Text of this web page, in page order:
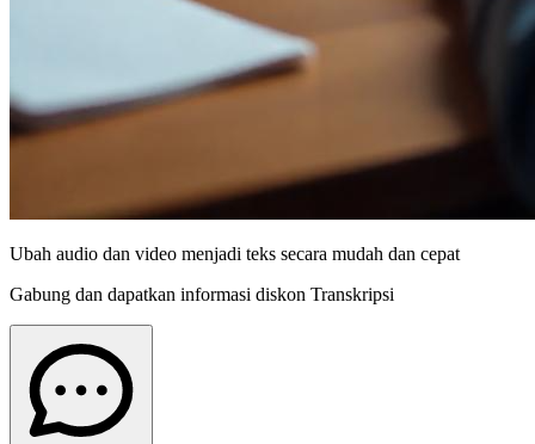
Ubah audio dan video menjadi teks secara mudah dan cepat
Gabung dan dapatkan informasi diskon Transkripsi